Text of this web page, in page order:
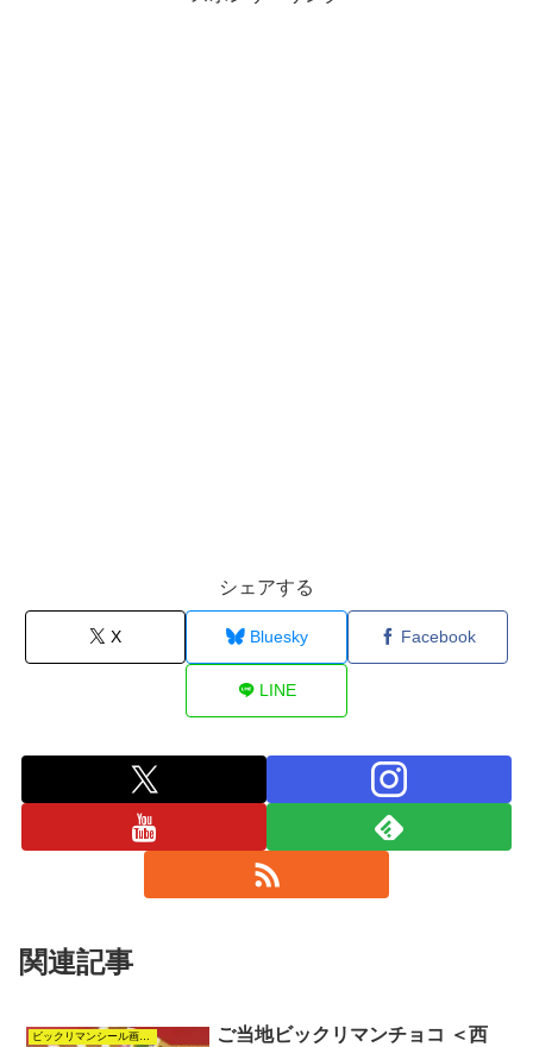
シェアする
X Bluesky Facebook
LINE
関連記事
ビックリマンシール画像リスト
ご当地ビックリマンチョコ ＜西